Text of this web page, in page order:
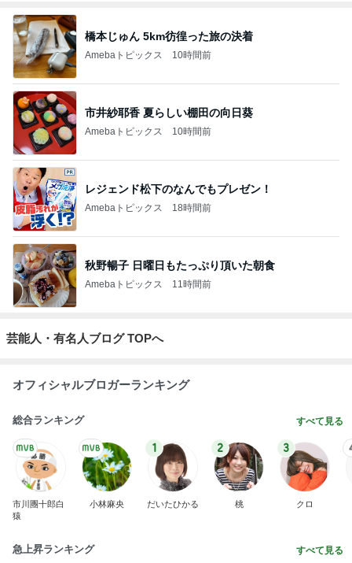
橋本じゅん 5km彷徨った旅の決着
Amebaトピックス 10時間前
市井紗耶香 夏らしい棚田の向日葵
Amebaトピックス 10時間前
レジェンド松下のなんでもプレゼン！
Amebaトピックス 18時間前
秋野暢子 日曜日もたっぷり頂いた朝食
Amebaトピックス 11時間前
芸能人・有名人ブログ TOPへ
オフィシャルブロガーランキング
総合ランキング すべて見る
市川團十郎白
猿
小林麻央
1
だいたひかる
2
桃
3
クロ
急上昇ランキング すべて見る